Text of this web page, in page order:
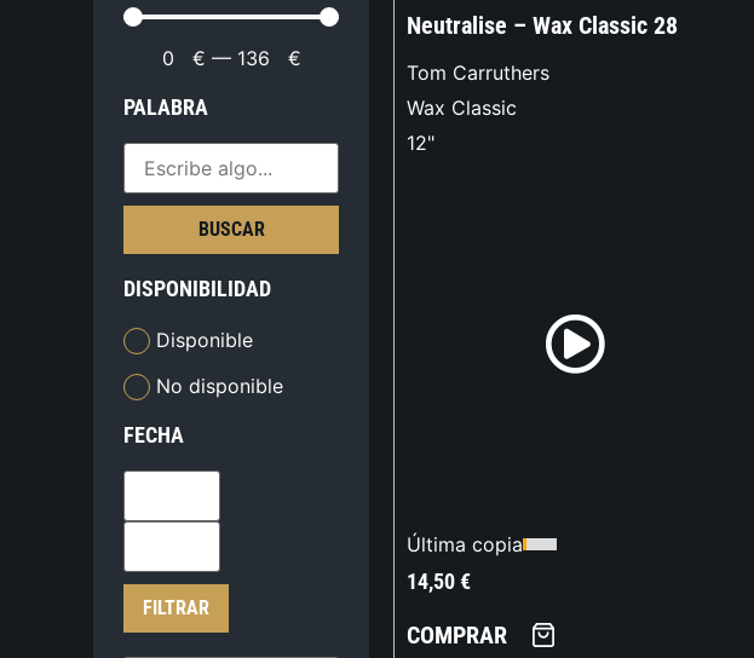
0 € — 136 €
PALABRA
BUSCAR
DISPONIBILIDAD
Disponible
No disponible
FECHA
FILTRAR
Neutralise – Wax Classic 28
Tom Carruthers
Wax Classic
12"
Última copia
14,50€
COMPRAR